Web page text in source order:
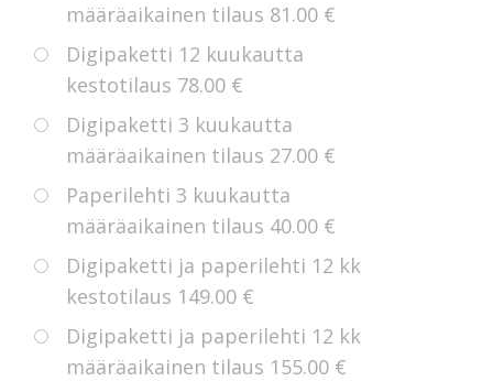
määräaikainen tilaus 81.00 €
Digipaketti 12 kuukautta
kestotilaus 78.00 €
Digipaketti 3 kuukautta
määräaikainen tilaus 27.00 €
Paperilehti 3 kuukautta
määräaikainen tilaus 40.00 €
Digipaketti ja paperilehti 12 kk
kestotilaus 149.00 €
Digipaketti ja paperilehti 12 kk
määräaikainen tilaus 155.00 €